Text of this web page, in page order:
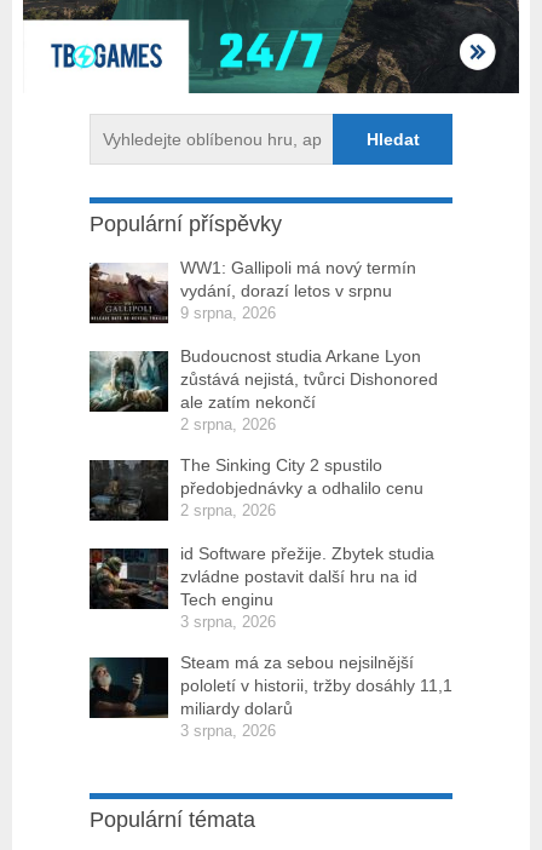
Populární příspěvky
WW1: Gallipoli má nový termín
vydání, dorazí letos v srpnu
9 srpna, 2026
Budoucnost studia Arkane Lyon
zůstává nejistá, tvůrci Dishonored
ale zatím nekončí
2 srpna, 2026
The Sinking City 2 spustilo
předobjednávky a odhalilo cenu
2 srpna, 2026
id Software přežije. Zbytek studia
zvládne postavit další hru na id
Tech enginu
3 srpna, 2026
Steam má za sebou nejsilnější
pololetí v historii, tržby dosáhly 11,1
miliardy dolarů
3 srpna, 2026
Populární témata